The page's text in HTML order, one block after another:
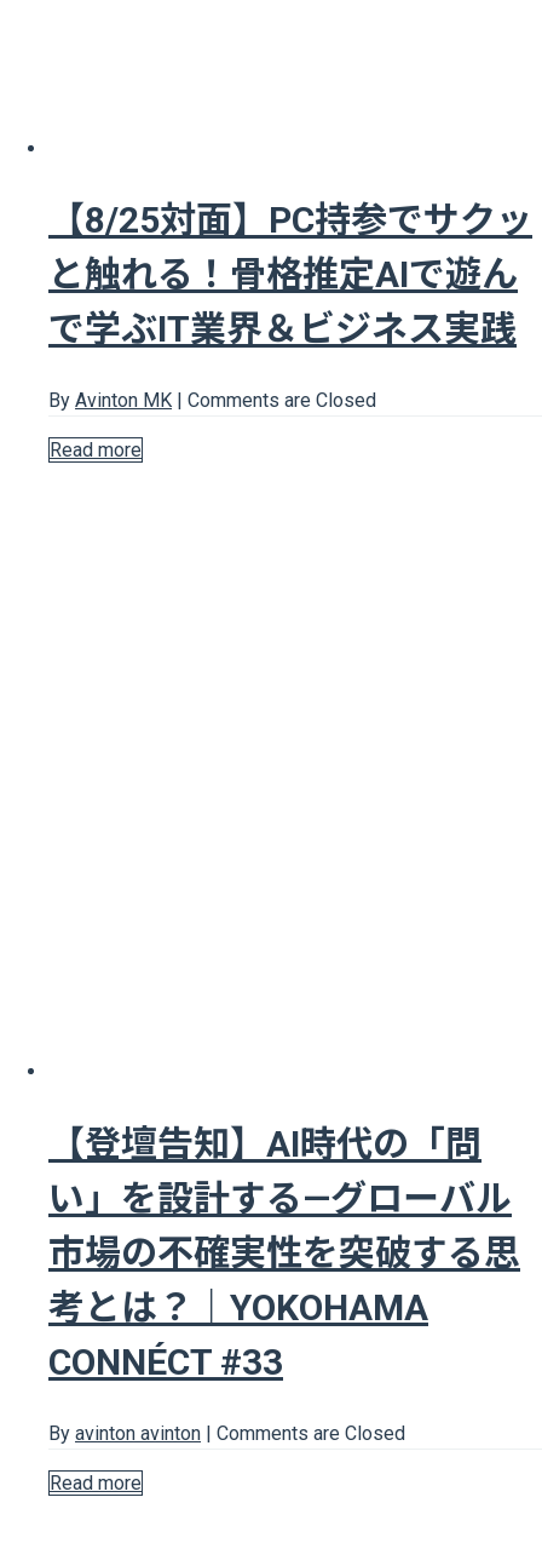
【8/25対面】PC持参でサクッ
と触れる！骨格推定AIで遊ん
で学ぶIT業界＆ビジネス実践
By Avinton MK Comments are Closed
Read more
【登壇告知】AI時代の「問
い」を設計する—グローバル
市場の不確実性を突破する思
考とは？｜YOKOHAMA
CONNÉCT #33
By avinton avinton | Comments are Closed
Read more